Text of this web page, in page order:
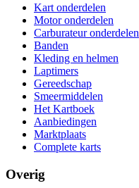
Kart onderdelen
Motor onderdelen
Carburateur onderdelen
Banden
Kleding en helmen
Laptimers
Gereedschap
Smeermiddelen
Het Kartboek
Aanbiedingen
Marktplaats
Complete karts
Overig